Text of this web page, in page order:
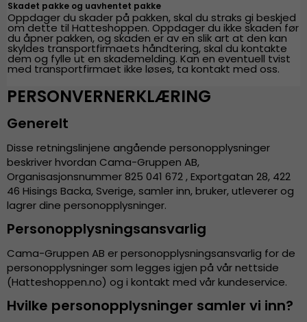
Skadet pakke og uavhentet pakke
Oppdager du skader på pakken, skal du straks gi beskjed
om dette til Hatteshoppen. Oppdager du ikke skaden før
du åpner pakken, og skaden er av en slik art at den kan
skyldes transportfirmaets håndtering, skal du kontakte
dem og fylle ut en skademelding. Kan en eventuell tvist
med transportfirmaet ikke løses, ta kontakt med oss.
PERSONVERNERKLÆRING
Generelt
Disse retningslinjene angående personopplysninger
beskriver hvordan Cama-Gruppen AB,
Organisasjonsnummer 825 041 672 , Exportgatan 28, 422
46 Hisings Backa, Sverige, samler inn, bruker, utleverer og
lagrer dine personopplysninger.
Personopplysningsansvarlig
Cama-Gruppen AB er personopplysningsansvarlig for de
personopplysninger som legges igjen på vår nettside
(Hatteshoppen.no) og i kontakt med vår kundeservice.
Hvilke personopplysninger samler vi inn?